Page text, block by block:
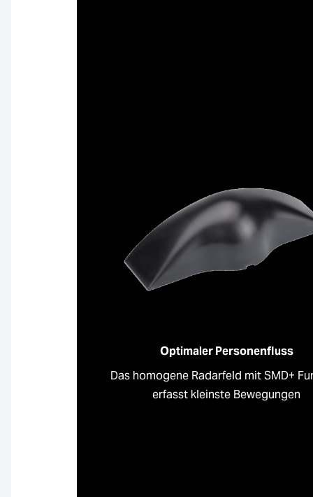
Optimaler Personenfluss
Das homogene Radarfeld mit SMD+
erfasst kleinste Bewegungen